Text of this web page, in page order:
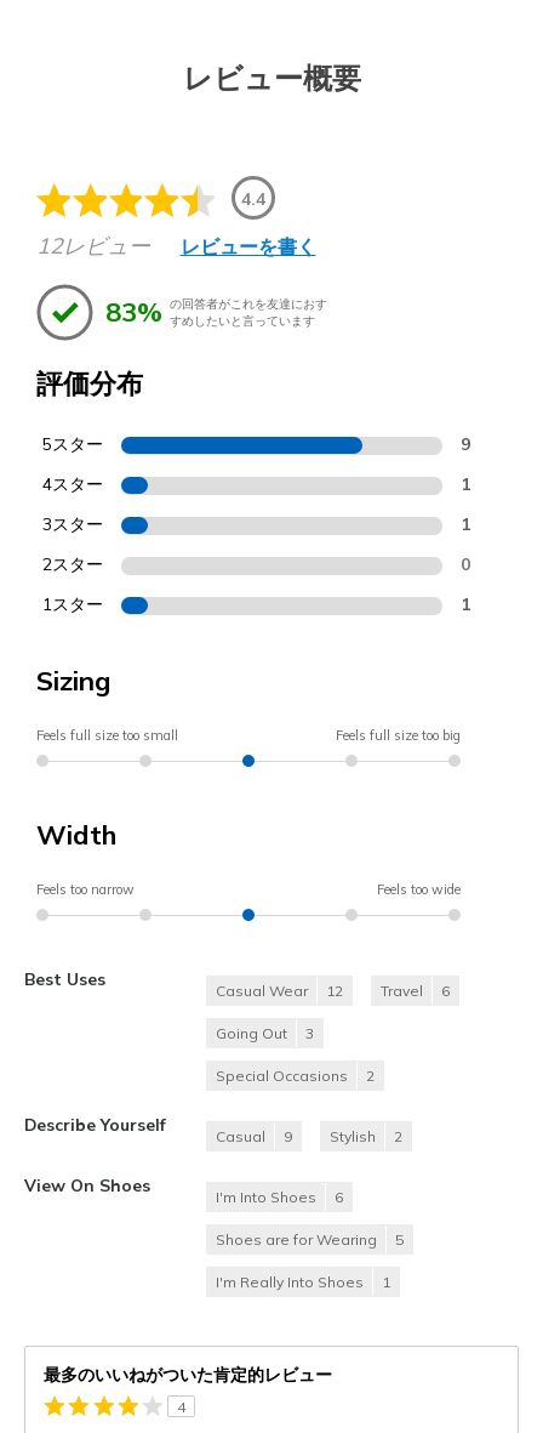
レビュー概要
4.4
12レビュー レビューを書く
83% の回答者がこれを友達におす
すめしたいと言っています
評価分布
5スター 9
4スター 1
3スター 1
2スター 0
1スター 1
Sizing
Feels full size too small Feels full size too big
Width
Feels too narrow Feels too wide
Best Uses
Casual Wear 12 Travel 6
Going Out 3
Special Occasions 2
Describe Yourself
Casual 9 Stylish 2
View On Shoes
I'm Into Shoes 6
Shoes are for Wearing 5
I'm Really Into Shoes 1
最多のいいねがついた肯定的レビュー
4